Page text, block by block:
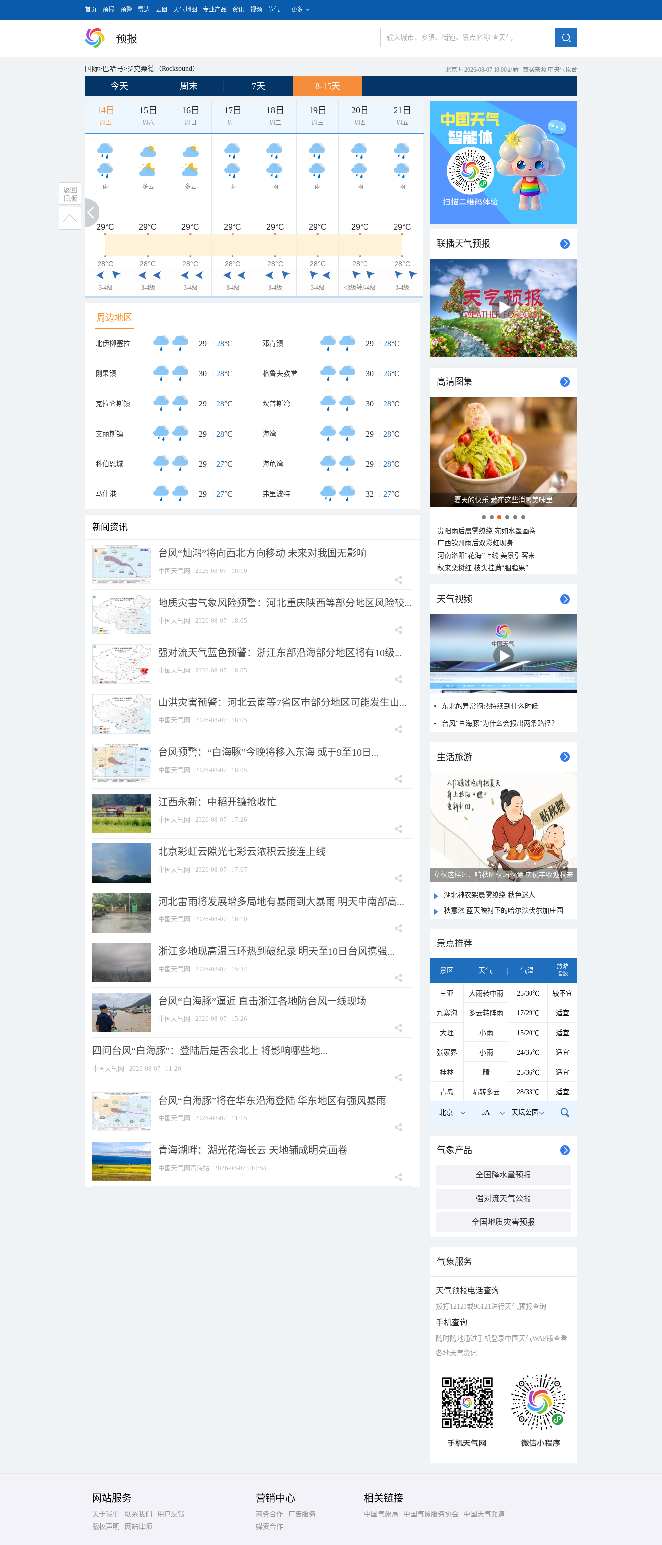
首页 预报 预警 雷达 云图 天气地图 专业产品 资讯 视频 节气 更多
预报
国际> 巴哈马>罗克桑德（Rocksound） 北京时 2026-08-07 18:00更新 数据来源 中央气象台
今天 周末 7天 8-15天
14日
周五
15日
周六
16日
周日
17日
周一
18日
周二
19日
周三
20日
周四
21日
周五
雨
3-4级
多云
3-4级
多云
3-4级
雨
3-4级
雨
3-4级
雨
3-4级
雨
<3级转3-4级
雨
3-4级
29°C
29°C 29°C 29°C 29°C 29°C 29°C 29°C 29°C
28°C
28°C 28°C 28°C 28°C 28°C 28°C 28°C 28°C
周边地区
北伊柳塞拉 29 / 28°C 邓肯镇 29 / 28°C
刚果镇 30 / 28°C 格鲁夫教堂 30 / 26°C
克拉仑斯镇 29 / 28°C 坎普斯湾 30 / 28°C
艾丽斯镇 29 / 28°C 海湾 29 / 28°C
科伯恩城 29 / 27°C 海龟湾 29 / 28°C
马什港 29 / 27°C 弗里波特 32 / 27°C
新闻资讯
台风“灿鸿”将向西北方向移动 未来对我国无影响
中国天气网 2026-08-07 18:10
地质灾害气象风险预警：河北重庆陕西等部分地区风险较...
中国天气网 2026-08-07 18:05
强对流天气蓝色预警：浙江东部沿海部分地区将有10级...
中国天气网 2026-08-07 18:05
山洪灾害预警：河北云南等7省区市部分地区可能发生山...
中国天气网 2026-08-07 18:05
台风预警：“白海豚”今晚将移入东海 或于9至10日...
中国天气网 2026-08-07 18:05
江西永新：中稻开镰抢收忙
中国天气网 2026-08-07 17:26
北京彩虹云隙光七彩云浓积云接连上线
中国天气网 2026-08-07 17:07
河北雷雨将发展增多局地有暴雨到大暴雨 明天中南部高...
中国天气网 2026-08-07 16:10
浙江多地现高温玉环热到破纪录 明天至10日台风携强...
中国天气网 2026-08-07 15:34
台风“白海豚”逼近 直击浙江各地防台风一线现场
中国天气网 2026-08-07 15:26
四问台风“白海豚”：登陆后是否会北上 将影响哪些地...
中国天气网 2026-08-07 11:20
台风“白海豚”将在华东沿海登陆 华东地区有强风暴雨
中国天气网 2026-08-07 11:15
青海湖畔：湖光花海长云 天地铺成明亮画卷
中国天气网青海站 2026-08-07 10:58
联播天气预报
高清图集
夏天的快乐 藏在这些消暑美味里
贵阳雨后晨雾缭绕 宛如水墨画卷
广西钦州雨后双彩虹现身
河南洛阳“花海”上线 美景引客来
秋来栾树红 枝头挂满“胭脂果”
天气视频
东北的异常闷热持续到什么时候
台风“白海豚”为什么会报出两条路径？
生活旅游
立秋这样过：啃秋晒秋贴秋膘 庆祝丰收迎秋来
湖北神农架晨雾缭绕 秋色迷人
秋意浓 蓝天映衬下的哈尔滨伏尔加庄园
景点推荐
景区 天气 气温
旅游
指数
三亚 大雨转中雨 25/30℃ 较不宜
九寨沟 多云转阵雨 17/29℃ 适宜
大理 小雨 15/20℃ 适宜
张家界 小雨 24/35℃ 适宜
桂林 晴 25/36℃ 适宜
青岛 晴转多云 28/33℃ 适宜
北京 5A 天坛公园
气象产品
全国降水量预报
强对流天气公报
全国地质灾害预报
气象服务
天气预报电话查询
拨打12121或96121进行天气预报查询
手机查询
随时随地通过手机登录中国天气WAP版查看
各地天气资讯
网站服务
关于我们 联系我们
用户反馈
版权声明
网站律师
营销中心
商务合作
广告服务
媒资合作
相关链接
中国气象局 中国气象服务协会 中国天气频道